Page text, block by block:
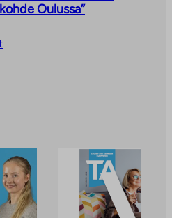
Oulussa”